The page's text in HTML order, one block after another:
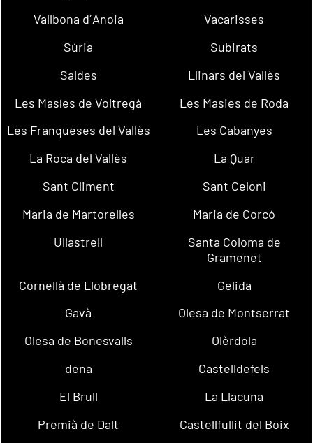
Vallbona d´Anoia
Vacarisses
Súria
Subirats
Saldes
Llinars del Vallès
Les Masíes de Voltregà
Les Masies de Roda
Les Franqueses del Vallès
Les Cabanyes
La Roca del Vallès
La Quar
Sant Climent
Sant Celoni
Maria de Martorelles
Maria de Corcó
Ullastrell
Santa Coloma de
Gramenet
Cornellà de Llobregat
Gelida
Gavà
Olesa de Montserrat
Olesa de Bonesvalls
Olèrdola
dena
Castelldefels
El Brull
La Llacuna
Premià de Dalt
Castellfullit del Boix